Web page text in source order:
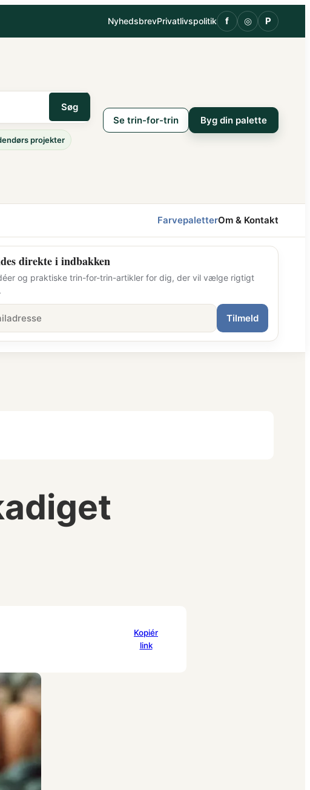
NyhedsbrevPrivatlivspolitik f ◎ P
Søg
projekter
Se trin-for-trin Byg din palette
FarvepaletterOm & Kontakt
direkte i indbakken
og praktiske trin-for-trin-artikler for dig, der vil vælge rigtigt
Tilmeld
Kopiér
link